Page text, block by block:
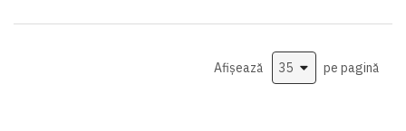
Afișează pe pagină